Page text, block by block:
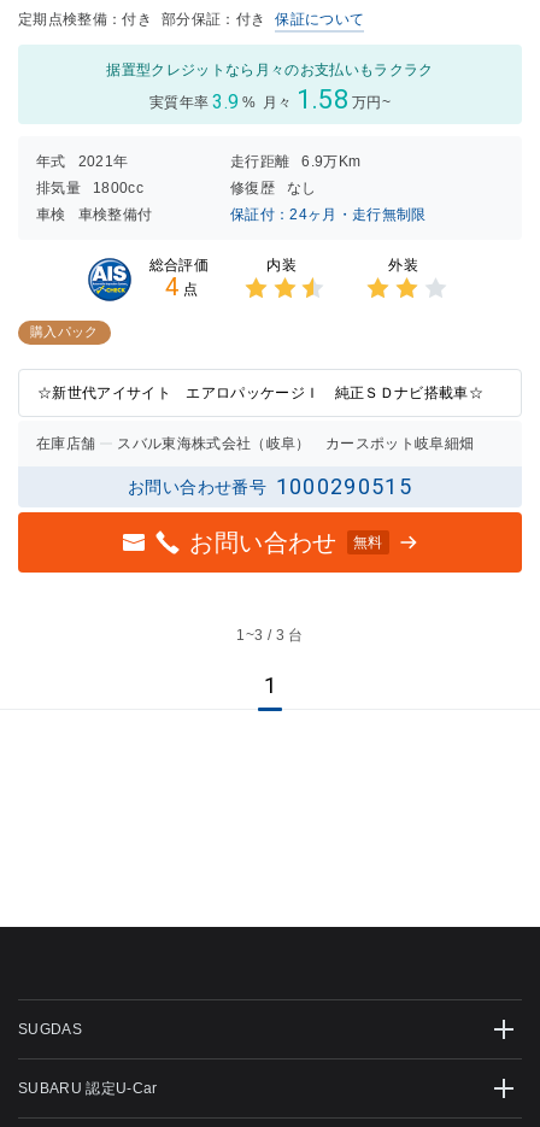
定期点検整備：付き 部分保証：付き 保証について
据置型クレジットなら月々のお支払いもラクラク
実質年率 3.9 % 月々 1.58 万円~
年式 2021年 走行距離
6.9万Km
排気量
1800cc 修復歴
なし
車検
車検整備付 保証付：24ヶ月・走行無制限
総合評価
4 点
内装 外装
購入パック
☆新世代アイサイト エアロパッケージＩ 純正ＳＤナビ搭載車☆
在庫店舗 スバル東海株式会社（岐阜） カースポット岐阜細畑
お問い合わせ番号 1000290515
お問い合わせ 無料
1~3 / 3 台
1
SUGDAS
SUBARU 認定U-Car